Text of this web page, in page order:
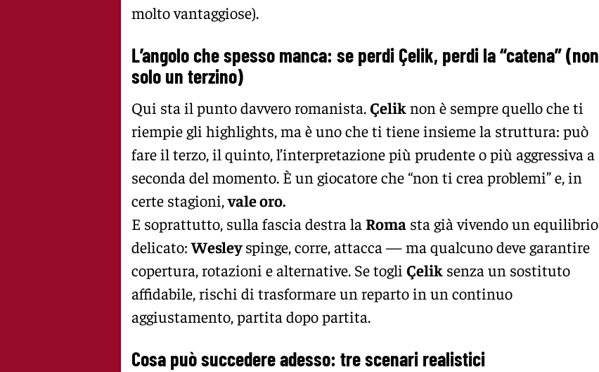
molto vantaggiose).
L’angolo che spesso manca: se perdi Çelik, perdi la “catena” (non
solo un terzino)
Qui sta il punto davvero romanista.Çeliknon è sempre quello che ti
riempie gli highlights, ma è uno che ti tiene insieme la struttura: può
fare il terzo, il quinto, l’interpretazione più prudente o più aggressiva a
seconda del momento. È un giocatore che “non ti crea problemi” e, in
certe stagioni,vale oro.
E soprattutto, sulla fascia destra la Roma sta già vivendo un equilibrio
delicato:Wesleyspinge, corre, attacca — ma qualcuno deve garantire
copertura, rotazioni e alternative. Se togli Çelik senza un sostituto
affidabile, rischi di trasformare un reparto in un continuo
aggiustamento, partita dopo partita.
Cosa può succedere adesso: tre scenari realistici